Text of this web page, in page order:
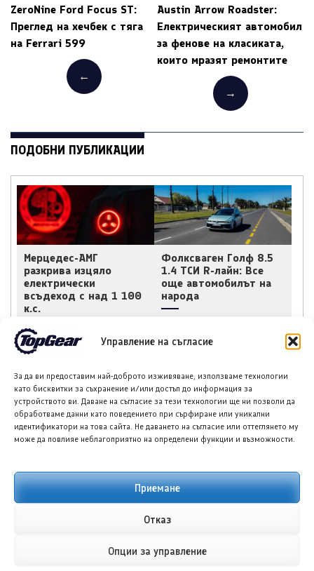
Управление на съгласие
За да ви предоставим най-доброто изживяване, използваме технологии
като бисквитки за съхранение и/или достъп до информация за
устройството ви. Даване на съгласие за тези технологии ще ни позволи да
обработваме данни като поведението при сърфиране или уникални
идентификатори на това сайта. Не даването на съгласие или оттеглянето му
може да повлияе неблагоприятно на определени функции и възможности.
Приемане
Отказ
Опции за управление
ZeroNine Ford Focus ST:
Преглед на хечбек с тяга
на Ferrari 599
←
Austin Arrow Roadster:
Електрическият автомобил
за фенове на класиката,
които мразят ремонтите
→
ПОДОБНИ ПУБЛИКАЦИИ
Мерцедес-АМГ
разкрива изцяло
електрически
всъдеход с над 1 100
к.с.
Фолксваген Голф 8.5
1.4 ТСИ R-лайн: Все
още автомобилът на
народа
Мазда потвърди
следващо поколение
CX-3
Хюндай Тусон
(Hyundai Tucson) за
2027 г. разкрива
НОВИ ПУБЛИКАЦИИ